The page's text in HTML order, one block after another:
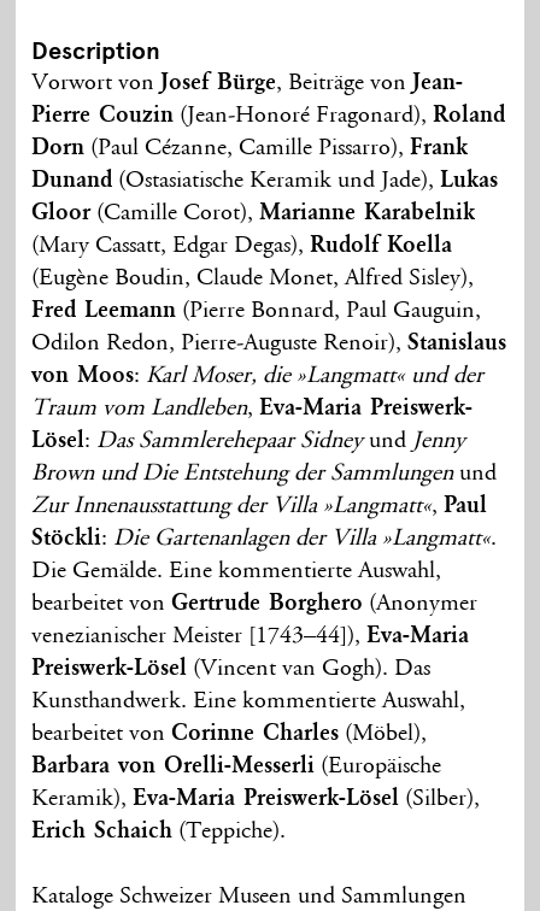
Description
Vorwort von Josef Bürge, Beiträge von Jean-
Pierre Couzin (Jean-Honoré Fragonard),Roland
Dorn (Paul Cézanne, Camille Pissarro),Frank
Dunand (Ostasiatische Keramik und Jade),Lukas
Gloor(Camille Corot),Marianne Karabelnik
(Mary Cassatt, Edgar Degas),Rudolf Koella
(Eugène Boudin, Claude Monet, Alfred Sisley),
Fred Leemann (Pierre Bonnard, Paul Gauguin,
Odilon Redon, Pierre-Auguste Renoir),Stanislaus
von Moos: Karl Moser, die »Langmatt« und der
Traum vom Landleben,Eva-Maria Preiswerk-
Lösel: Das Sammlerehepaar Sidneyund Jenny
Brown und Die Entstehung der Sammlungenund
Zur Innenausstattung der Villa »Langmatt«,Paul
Stöckli: Die Gartenanlagen der Villa »Langmatt«.
Die Gemälde. Eine kommentierte Auswahl,
bearbeitet vonGertrude Borghero (Anonymer
venezianischer Meister [1743–44]),Eva-Maria
Preiswerk-Lösel (Vincent van Gogh). Das
Kunsthandwerk. Eine kommentierte Auswahl,
bearbeitet vonCorinne Charles (Möbel),
Barbara von Orelli-Messerli (Europäische
Keramik),Eva-Maria Preiswerk-Lösel (Silber),
Erich Schaich (Teppiche).
Kataloge Schweizer Museen und Sammlungen